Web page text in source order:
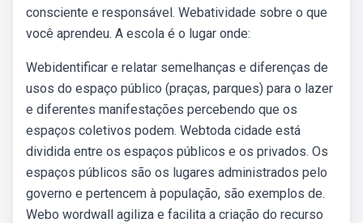
consciente e responsável. Webatividade sobre o que
você aprendeu. A escola é o lugar onde:
Webidentificar e relatar semelhanças e diferenças de
usos do espaço público (praças, parques) para o lazer
e diferentes manifestações percebendo que os
espaços coletivos podem. Webtoda cidade está
dividida entre os espaços públicos e os privados. Os
espaços públicos são os lugares administrados pelo
governo e pertencem à população, são exemplos de.
Webo wordwall agiliza e facilita a criação do recurso